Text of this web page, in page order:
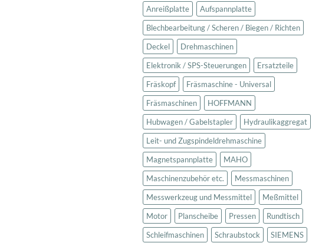
Anreißplatte
Aufspannplatte
Blechbearbeitung / Scheren / Biegen / Richten
Deckel
Drehmaschinen
Elektronik / SPS-Steuerungen
Ersatzteile
Fräskopf
Fräsmaschine - Universal
Fräsmaschinen
HOFFMANN
Hubwagen / Gabelstapler
Hydraulikaggregat
Leit- und Zugspindeldrehmaschine
Magnetspannplatte
MAHO
Maschinenzubehör etc.
Messmaschinen
Messwerkzeug und Messmittel
Meßmittel
Motor
Planscheibe Pressen
Rundtisch
Schleifmaschinen
Schraubstock
SIEMENS